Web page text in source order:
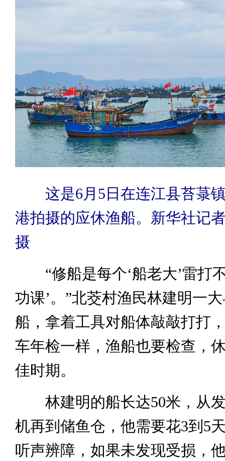
这是6月5日在连江县苔菉
港拍摄的应休渔船。新华社记
摄
“修船是每个‘船老大’雷打
功课’。”北茭村渔民林建明一
船，拿着工具对船体敲敲打打
车年检一样，渔船也要检查，
佳时期。
林建明的船长达50米，从发
机再到储鱼仓，他需要花3到5
听声辨障，如果未发现受损，